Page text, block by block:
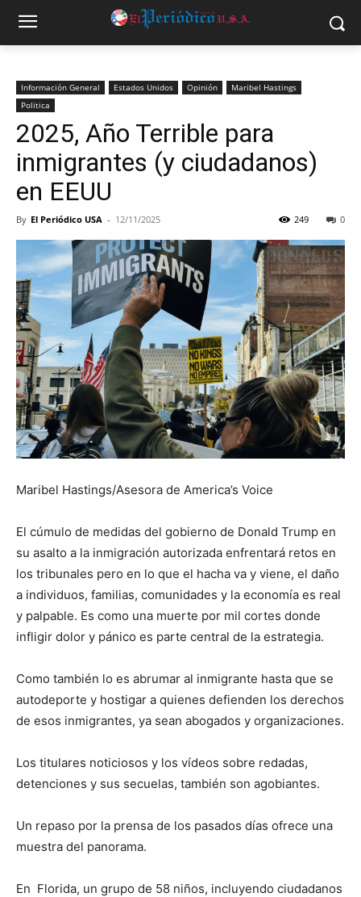
Información General Estados Unidos Opinión
Maribel Hastings
Politica
2025, Año Terrible para
inmigrantes (y ciudadanos)
en EEUU
By El Periódico USA - 12/11/2025 0
249
Maribel Hastings/Asesora de America’s Voice
El cúmulo de medidas del gobierno de Donald Trump en
su asalto a la inmigración autorizada enfrentará retos en
los tribunales pero en lo que el hacha va y viene, el daño
a individuos, familias, comunidades y la economía es real
y palpable. Es como una muerte por mil cortes donde
infligir dolor y pánico es parte central de la estrategia.
Como también lo es abrumar al inmigrante hasta que se
autodeporte y hostigar a quienes defienden los derechos
de esos inmigrantes, ya sean abogados y organizaciones.
Los titulares noticiosos y los vídeos sobre redadas,
detenciones y sus secuelas, también son agobiantes.
Un repaso por la prensa de los pasados días ofrece una
muestra del panorama.
En Florida, un grupo de 58 niños, incluyendo ciudadanos